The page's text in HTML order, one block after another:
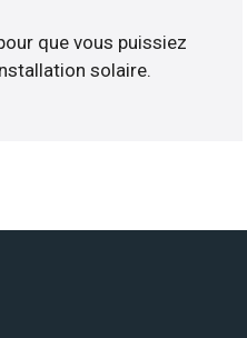
que vous puissiez
solaire.